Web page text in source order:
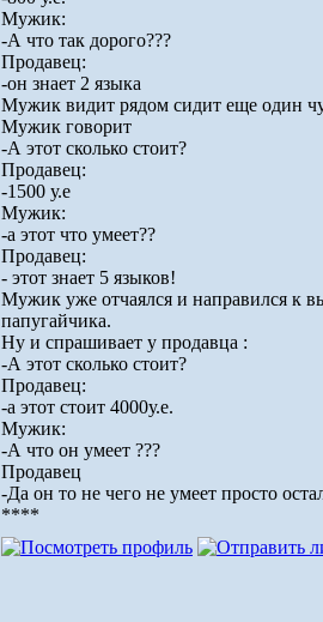
Мужик:
-А что так дорого???
Продавец:
-он знает 2 языка
Мужик видит рядом сидит еще один
Мужик говорит
-А этот сколько стоит?
Продавец:
-1500 у.е
Мужик:
-а этот что умеет??
Продавец:
- этот знает 5 языков!
Мужик уже отчаялся и направился к
папугайчика.
Ну и спрашивает у продавца :
-А этот сколько стоит?
Продавец:
-а этот стоит 4000у.е.
Мужик:
-А что он умеет ???
Продавец
-Да он то не чего не умеет просто
****